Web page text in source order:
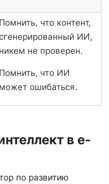
Помнить, что контент,
сгенерированный ИИ,
никем не проверен.
Помнить, что ИИ
может ошибаться.
в e-
по развитию